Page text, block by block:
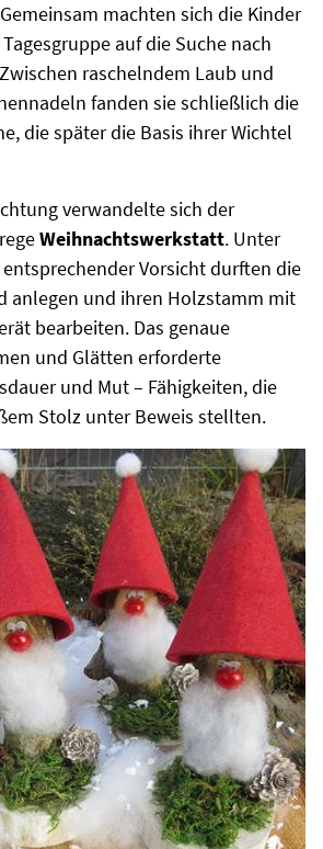
machten sich die Kinder
auf die Suche nach
raschelndem Laub und
fanden sie schließlich die
die später die Basis ihrer Wichtel
verwandelte sich der
Weihnachtswerkstatt. Unter
Vorsicht durften die
anlegen und ihren Holzstamm mit
bearbeiten. Das genaue
und Glätten erforderte
und Mut – Fähigkeiten, die
Stolz unter Beweis stellten.